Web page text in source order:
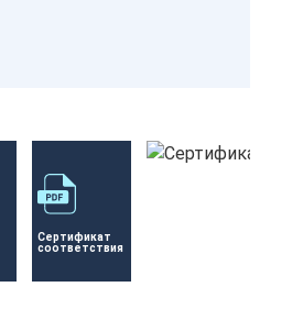
Сертификат
соответствия